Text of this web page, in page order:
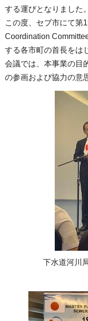
する運びとなりました。
この度、セブ市にて第
Coordination
する各市町の首長をは
会議では、本事業の目
の参画および協力の意
下水道河川